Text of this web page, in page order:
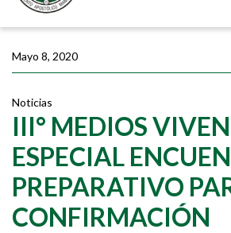
Mayo 8, 2020
Noticias
III° MEDIOS VIVEN
ESPECIAL
PREPARATIVO
CONFIRMACIÓN